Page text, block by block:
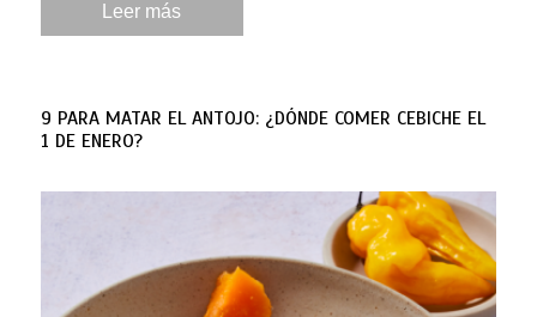
Leer más
9 PARA MATAR EL ANTOJO: ¿DÓNDE COMER CEBICHE EL
1 DE ENERO?